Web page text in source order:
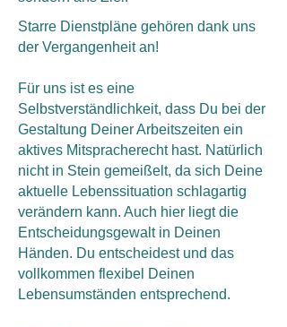
Starre Dienstpläne gehören dank uns
der Vergangenheit an!
Für uns ist es eine
Selbstverständlichkeit, dass Du bei der
Gestaltung Deiner Arbeitszeiten ein
aktives Mitspracherecht hast. Natürlich
nicht in Stein gemeißelt, da sich Deine
aktuelle Lebenssituation schlagartig
verändern kann. Auch hier liegt die
Entscheidungsgewalt in Deinen
Händen. Du entscheidest und das
vollkommen flexibel Deinen
Lebensumständen entsprechend.